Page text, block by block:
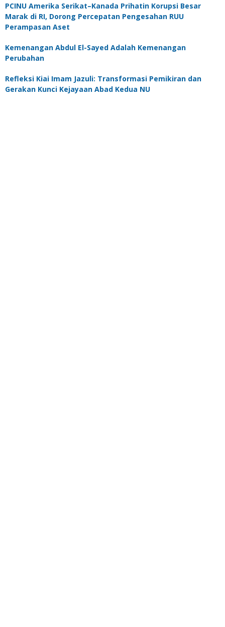
PCINU Amerika Serikat–Kanada Prihatin Korupsi Besar
Marak di RI, Dorong Percepatan Pengesahan RUU
Perampasan Aset
Kemenangan Abdul El-Sayed Adalah Kemenangan
Perubahan
Refleksi Kiai Imam Jazuli: Transformasi Pemikiran dan
Gerakan Kunci Kejayaan Abad Kedua NU